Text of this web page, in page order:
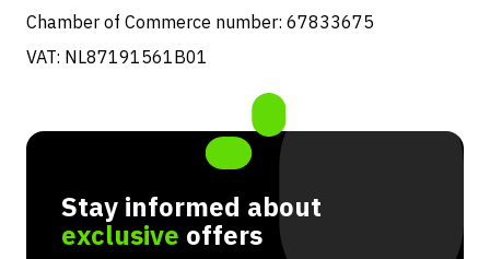
Chamber of Commerce number: 67833675
VAT: NL87191561B01
Stay informed about
exclusive offers